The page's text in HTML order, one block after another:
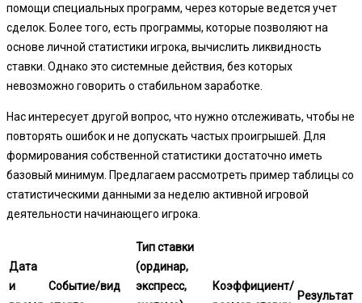
помощи специальных программ, через которые ведется учет
сделок. Более того, есть программы, которые позволяют на
основе личной статистики игрока, вычислить ликвидность
ставки. Однако это системные действия, без которых
невозможно говорить о стабильном заработке.
Нас интересует другой вопрос, что нужно отслеживать, чтобы не
повторять ошибок и не допускать частых проигрышей. Для
формирования собственной статистики достаточно иметь
базовый минимум. Предлагаем рассмотреть пример таблицы со
статистическими данными за неделю активной игровой
деятельности начинающего игрока.
Дата
и
Событие/вид
Тип ставки
(ординар,
экспресс,
Коэффициент/
Результат